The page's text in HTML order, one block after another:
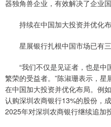
器独角兽企业，有效解决了企业
持续在中国加大投资并优化
星展银行扎根中国市场已有三
“我们不仅是见证者，也是中
繁荣的受益者。”陈淑珊表示，
在中国加大投资并优化布局。例
认购深圳农商银行13%的股份，
2025年对深圳农商银行继续追加